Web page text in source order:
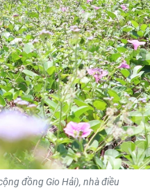
đồng Gio Hải), nhà điều